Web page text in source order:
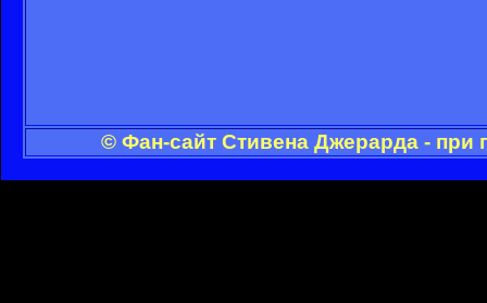
© Фан-сайт Стивена Джерарда - при